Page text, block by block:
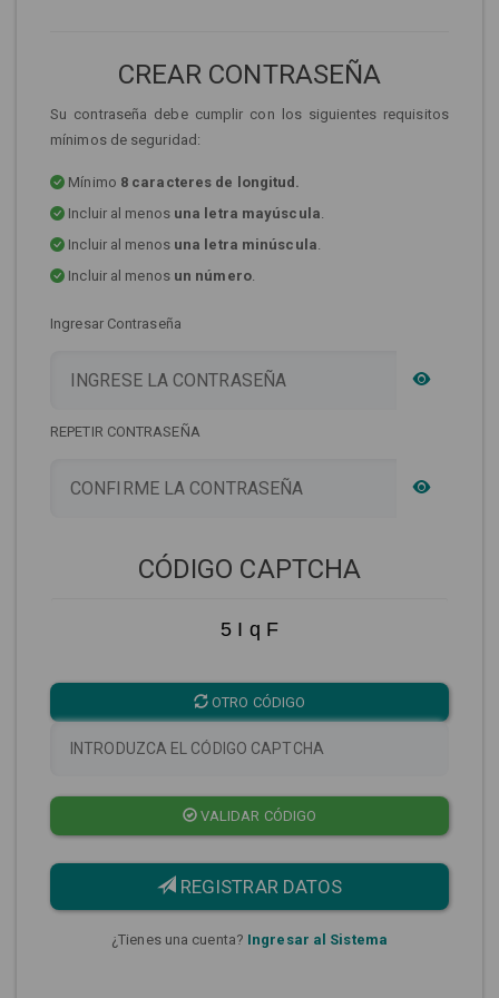
CREAR CONTRASEÑA
Su contraseña debe cumplir con los siguientes requisitos
mínimos de seguridad:
Mínimo 8 caracteres de longitud.
Incluir al menos una letra mayúscula.
Incluir al menos una letra minúscula.
Incluir al menos un número.
Ingresar Contraseña
REPETIR CONTRASEÑA
CÓDIGO CAPTCHA
5 I q F
OTRO CÓDIGO
VALIDAR CÓDIGO
REGISTRAR DATOS
¿Tienes una cuenta? Ingresar al Sistema